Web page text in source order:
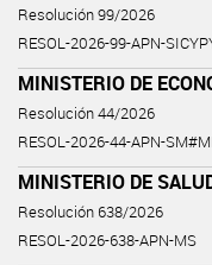
Resolución 99/2026
RESOL-2026-99-APN-
MINISTERIO DE
Resolución 44/2026
RESOL-2026-44-APN-
MINISTERIO DE
Resolución 638/2026
RESOL-2026-638-APN-MS